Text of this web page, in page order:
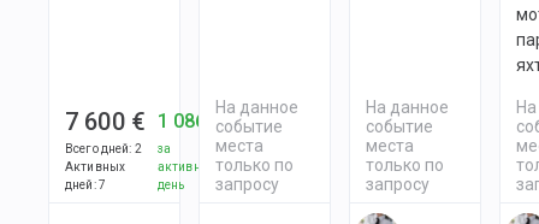
7 600 €
Всего дней: 2
Активных
дней:7
1 086 €
за
активный
день
На данное
событие
места
только по
запросу
На данное
событие
места
только по
запросу